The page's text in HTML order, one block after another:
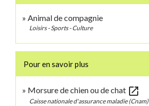
Animal de compagnie
Loisirs - Sports - Culture
Pour en savoir plus
Morsure de chien ou de chat open_in_new
Caisse nationale d'assurance maladie (Cnam)